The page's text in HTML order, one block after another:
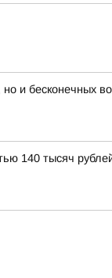
и бесконечных
140 тысяч